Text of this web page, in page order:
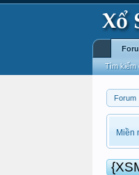
Forum
Miền
Tìm kiếm